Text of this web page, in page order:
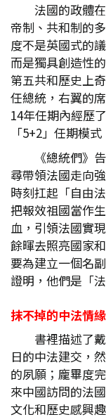
法國的政體
帝制、共和制的
度不是英國式的
而是獨具創造性
第五共和歷史上
任總統，右翼的
14年任期內經歷
「5+2」任期模
《總統們》
尋帶領法國走向
時刻扛起「自由
把報效祖國當作
血，引領法國實
餘暉去照亮國家
要為建立一個名
證明，他們是「
抹不掉的中法情緣
書裡描述了
日的中法建交，
的夙願；龐畢度
來中國訪問的法
文化和歷史感興